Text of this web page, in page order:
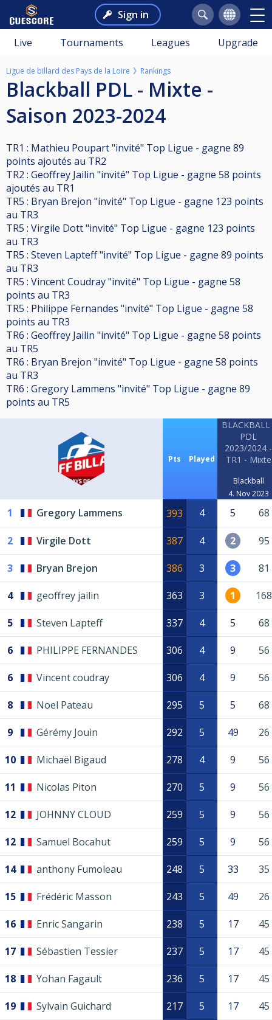
Sign in
Live Tournaments Leagues Upgrade
Ligue de billard des Pays de la Loire Rankings
Blackball PDL - Mixte -
Saison 2023-2024
TR1 : Mathieu Poupart "invité" Top Ligue - gagne 89
points ajoutés au TR2
TR2 : Geoffrey Jailin "invité" Top Ligue - gagne 58 points
ajoutés au TR1
TR5 : Bryan Brejon "invité" Top Ligue - gagne 123 points
au TR3
TR5 : Virgile Dott "invité" Top Ligue - gagne 123 points
au TR3
TR5 : Steven Lapteff "invité" Top Ligue - gagne 89 points
au TR3
TR5 : Vincent Coudray "invité" Top Ligue - gagne 58
points au TR3
TR5 : Philippe Fernandes "invité" Top Ligue - gagne 58
points au TR3
TR6 : Geoffrey Jailin "invité" Top Ligue - gagne 58 points
au TR5
TR6 : Bryan Brejon "invité" Top Ligue - gagne 58 points
au TR3
TR6 : Gregory Lammens "invité" Top Ligue - gagne 89
points au TR5
Pts Played
PDL
2023/2024 -
TR1 - Mixte
Blackball
4. Nov 2023
1 Gregory Lammens 393 4 5 68
2 Virgile Dott 387 4 2 95
3 Bryan Brejon 386 3 3 81
4 geoffrey jailin 363 3 1 168
5 Steven Lapteff 337 4 5 68
6 PHILIPPE FERNANDES 306 4 9 56
6 Vincent coudray 306 4 9 56
8 Noel Pateau 295 5 5 68
9 Gérémy Jouin 292 5 49 26
10 Michaël Bigaud 278 4 9 56
11 Nicolas Piton 270 5 9 56
12 JOHNNY CLOUD 259 5 9 56
12 Samuel Bocahut 259 5 9 56
14 anthony Fumoleau 248 5 33 35
15 Frédéric Masson 243 5 49 26
16 Enric Sangarin 238 5 17 45
17 Sébastien Tessier 237 5 17 45
18 Yohan Fagault 236 5 17 45
19 Sylvain Guichard 217 5 17 45